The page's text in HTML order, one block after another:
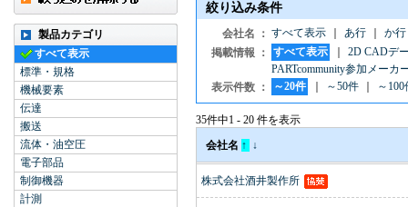
製品カテゴリ
すべて表示
標準・規格
機械要素
伝達
搬送
流体・油空圧
電子部品
制御機器
計測
絞り込み条件
会社名 ： すべて表示 あ行
か行
掲載情報 ：
すべて表示
2D CADデ
PARTcommunity参加メーカ
表示件数 ：
～20件 ～50件 ～100
35件中1 - 20 件を表示
会社名 ↑ ↓
株式会社酒井製作所